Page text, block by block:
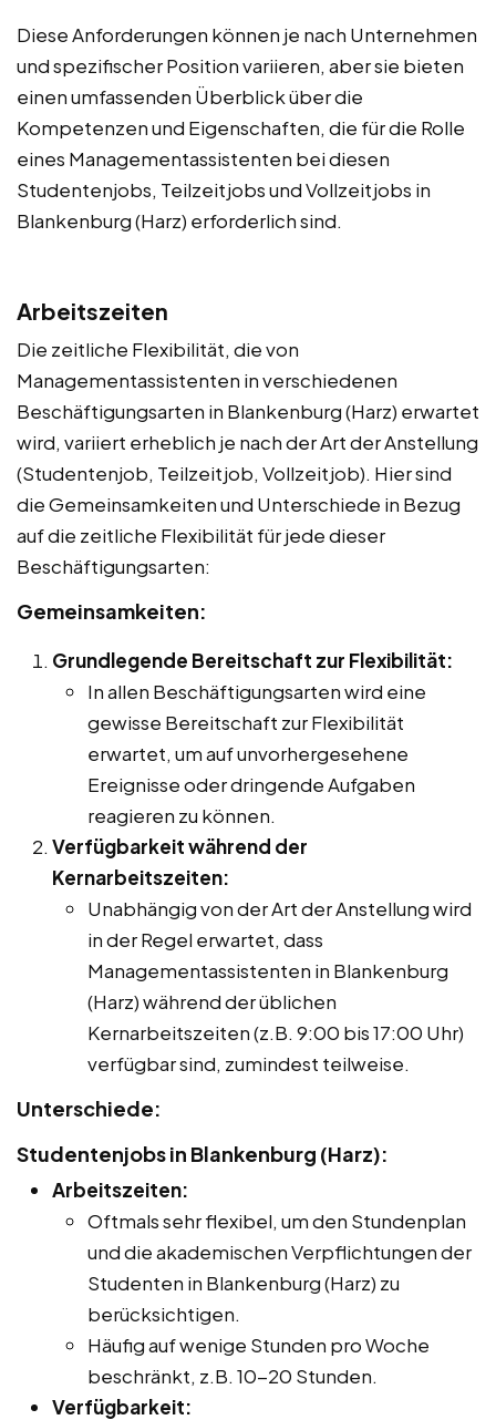
Diese Anforderungen können je nach Unternehmen
und spezifischer Position variieren, aber sie bieten
einen umfassenden Überblick über die
Kompetenzen und Eigenschaften, die für die Rolle
eines Managementassistenten bei diesen
Studentenjobs, Teilzeitjobs und Vollzeitjobs in
Blankenburg (Harz) erforderlich sind.
Arbeitszeiten
Die zeitliche Flexibilität, die von
Managementassistenten in verschiedenen
Beschäftigungsarten in Blankenburg (Harz) erwartet
wird, variiert erheblich je nach der Art der Anstellung
(Studentenjob, Teilzeitjob, Vollzeitjob). Hier sind
die Gemeinsamkeiten und Unterschiede in Bezug
auf die zeitliche Flexibilität für jede dieser
Beschäftigungsarten:
Gemeinsamkeiten:
Grundlegende Bereitschaft zur Flexibilität:
In allen Beschäftigungsarten wird eine
gewisse Bereitschaft zur Flexibilität
erwartet, um auf unvorhergesehene
Ereignisse oder dringende Aufgaben
reagieren zu können.
Verfügbarkeit während der
Kernarbeitszeiten:
Unabhängig von der Art der Anstellung wird
in der Regel erwartet, dass
Managementassistenten in Blankenburg
(Harz) während der üblichen
Kernarbeitszeiten (z.B. 9:00 bis 17:00 Uhr)
verfügbar sind, zumindest teilweise.
Unterschiede:
Studentenjobs in Blankenburg (Harz):
Arbeitszeiten:
Oftmals sehr flexibel, um den Stundenplan
und die akademischen Verpflichtungen der
Studenten in Blankenburg (Harz) zu
berücksichtigen.
Häufig auf wenige Stunden pro Woche
beschränkt, z.B. 10-20 Stunden.
Verfügbarkeit: